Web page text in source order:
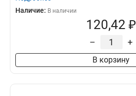
Наличие: В наличии
120,42 ₽
– +
В корзину